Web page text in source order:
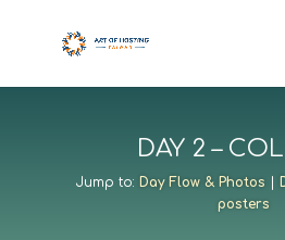
DAY 2 –
Jump to: Day Flow & Photos
posters